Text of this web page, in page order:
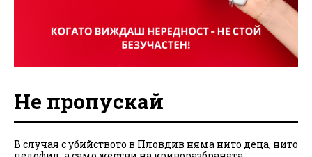
Не пропускай
В случая с убийството в Пловдив няма нито деца, нито